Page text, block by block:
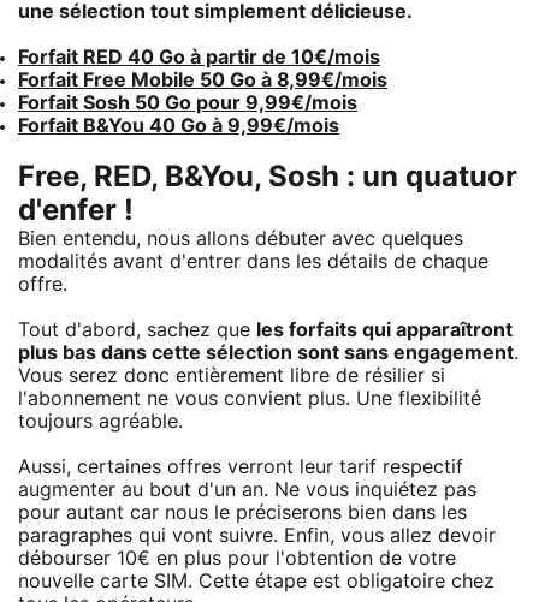
une sélection tout simplement délicieuse.
Forfait RED 40 Go à partir de 10€/mois
Forfait Free Mobile 50 Go à 8,99€/mois
Forfait Sosh 50 Go pour 9,99€/mois
Forfait B&You 40 Go à 9,99€/mois
Free, RED, B&You, Sosh : un quatuor
d'enfer !
Bien entendu, nous allons débuter avec quelques
modalités avant d'entrer dans les détails de chaque
offre.
Tout d'abord, sachez que les forfaits qui apparaîtront
plus bas dans cette sélection sont sans engagement.
Vous serez donc entièrement libre de résilier si
l'abonnement ne vous convient plus. Une flexibilité
toujours agréable.
Aussi, certaines offres verront leur tarif respectif
augmenter au bout d'un an. Ne vous inquiétez pas
pour autant car nous le préciserons bien dans les
paragraphes qui vont suivre. Enfin, vous allez devoir
débourser 10€ en plus pour l'obtention de votre
nouvelle carte SIM. Cette étape est obligatoire chez